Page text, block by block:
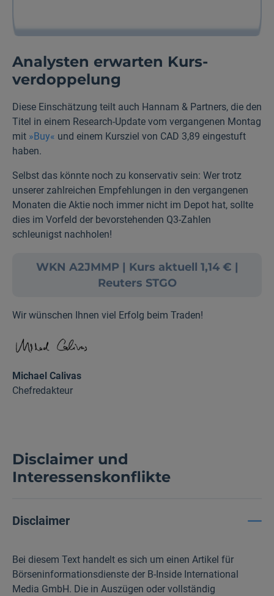
Analysten erwarten Kurs­
verdoppelung
Diese Einschätzung teilt auch Hannam & Partners, die den
Titel in einem Research-Update vom vergangenen Montag
mit »Buy« und einem Kursziel von CAD 3,89 eingestuft
haben.
Selbst das könnte noch zu konservativ sein: Wer trotz
unserer zahlreichen Empfehlungen in den vergangenen
Monaten die Aktie noch immer nicht im Depot hat, sollte
dies im Vorfeld der bevorstehenden Q3-Zahlen
schleunigst nachholen!
WKN A2JMMP | Kurs aktuell 1,14 € |
Reuters STGO
Wir wünschen Ihnen viel Erfolg beim Traden!
Michael Calivas
Chefredakteur
Disclaimer und
Interessenskonflikte
Disclaimer
Bei diesem Text handelt es sich um einen Artikel für
Börseninformationsdienste der B-Inside International
Media GmbH. Die in Auszügen oder vollständig